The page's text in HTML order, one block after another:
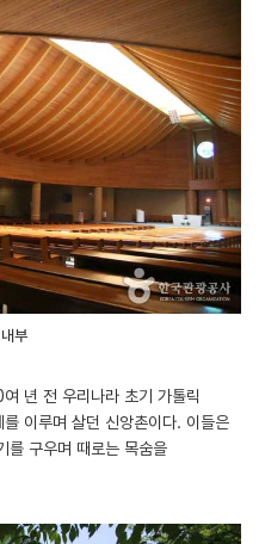
부
년 전 우리나라 초기 가톨릭
이루며 살던 신앙촌이다. 이들은
를 구우며 때로는 목숨을